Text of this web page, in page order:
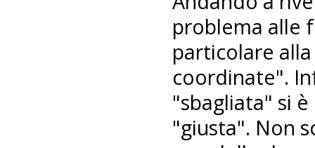
problema alle
particolare
coordinate".
"sbagliata" si
"giusta". Non